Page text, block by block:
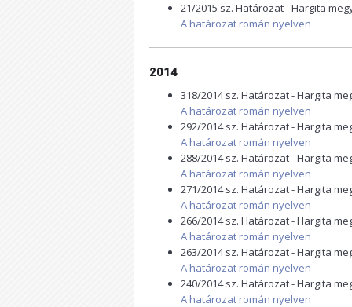
21/2015 sz. Határozat - Hargita
A határozat román nyelven
2014
318/2014 sz. Határozat - Hargita
A határozat román nyelven
292/2014 sz. Határozat - Hargita
A határozat román nyelven
288/2014 sz. Határozat - Hargita
A határozat román nyelven
271/2014 sz. Határozat - Hargita
A határozat román nyelven
266/2014 sz. Határozat - Hargita
A határozat román nyelven
263/2014 sz. Határozat - Hargita
A határozat román nyelven
240/2014 sz. Határozat - Hargita
A határozat román nyelven